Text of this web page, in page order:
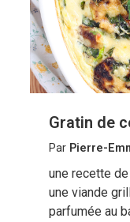
Gratin de
Par Pierre-
une recette
une viande
parfumée au